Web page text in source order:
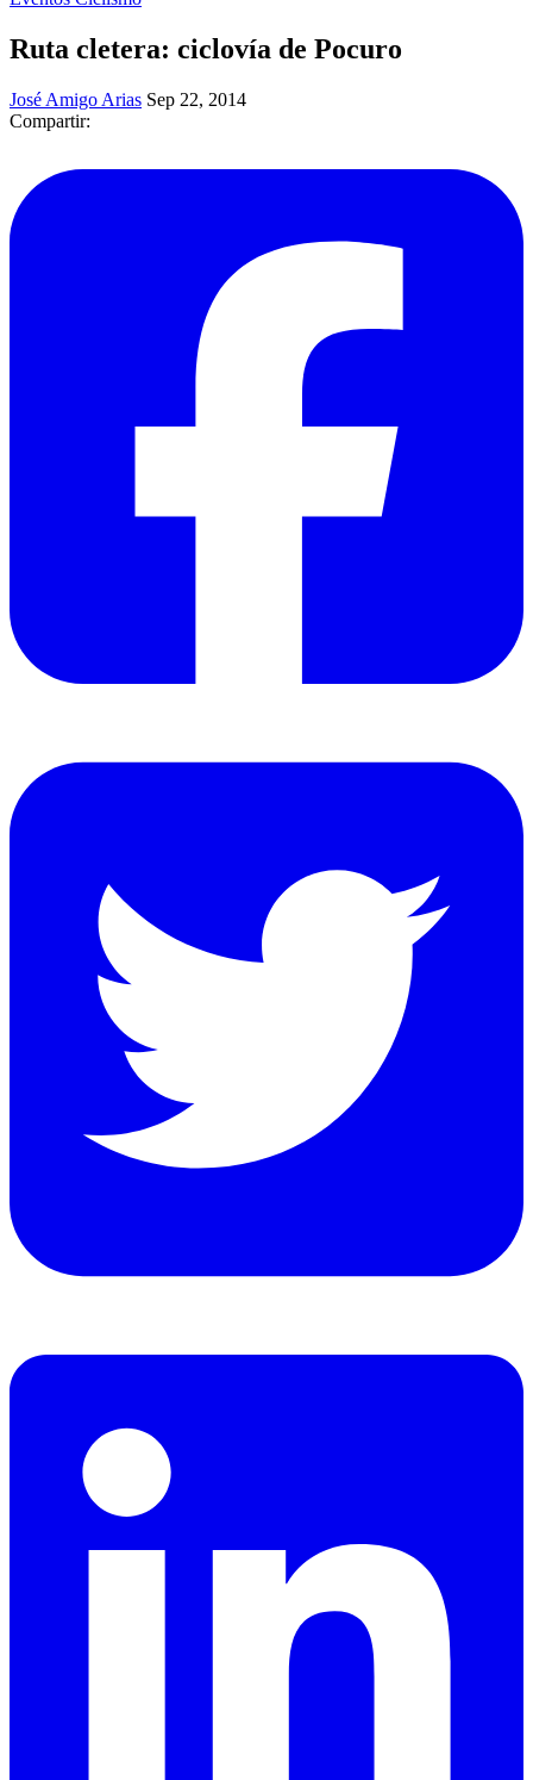
Ruta cletera: ciclovía de Pocuro
José Amigo Arias Sep 22, 2014
Compartir: